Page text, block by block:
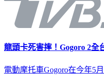
龍頭卡死害摔！Gogoro 2
電動摩托車Gogoro在今年5